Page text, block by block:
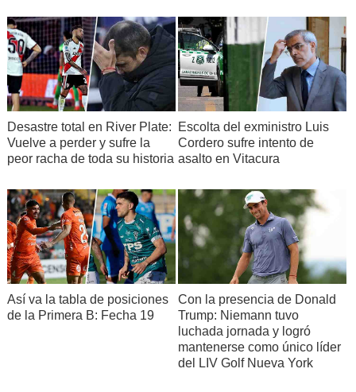
Desastre total en River Plate:
Vuelve a perder y sufre la
peor racha de toda su historia
Escolta del exministro Luis
Cordero sufre intento de
asalto en Vitacura
Así va la tabla de posiciones
de la Primera B: Fecha 19
Con la presencia de Donald
Trump: Niemann tuvo
luchada jornada y logró
mantenerse como único líder
del LIV Golf Nueva York